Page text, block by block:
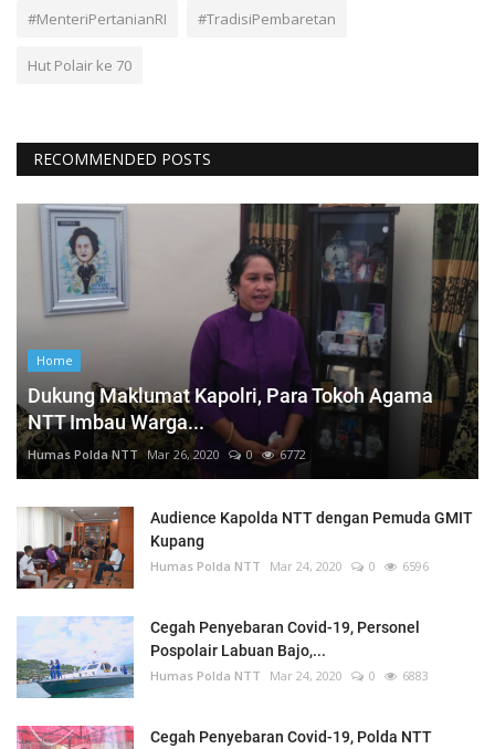
#MenteriPertanianRI #TradisiPembaretan
Hut Polair ke 70
RECOMMENDED POSTS
Home
Dukung Maklumat Kapolri, Para Tokoh Agama
NTT Imbau Warga...
Humas Polda NTT Mar 26, 2020 0 6772
Audience Kapolda NTT dengan Pemuda GMIT
Kupang
Humas Polda NTT Mar 24, 2020 0 6596
Cegah Penyebaran Covid-19, Personel
Pospolair Labuan Bajo,...
Humas Polda NTT Mar 24, 2020 0 6883
Cegah Penyebaran Covid-19, Polda NTT